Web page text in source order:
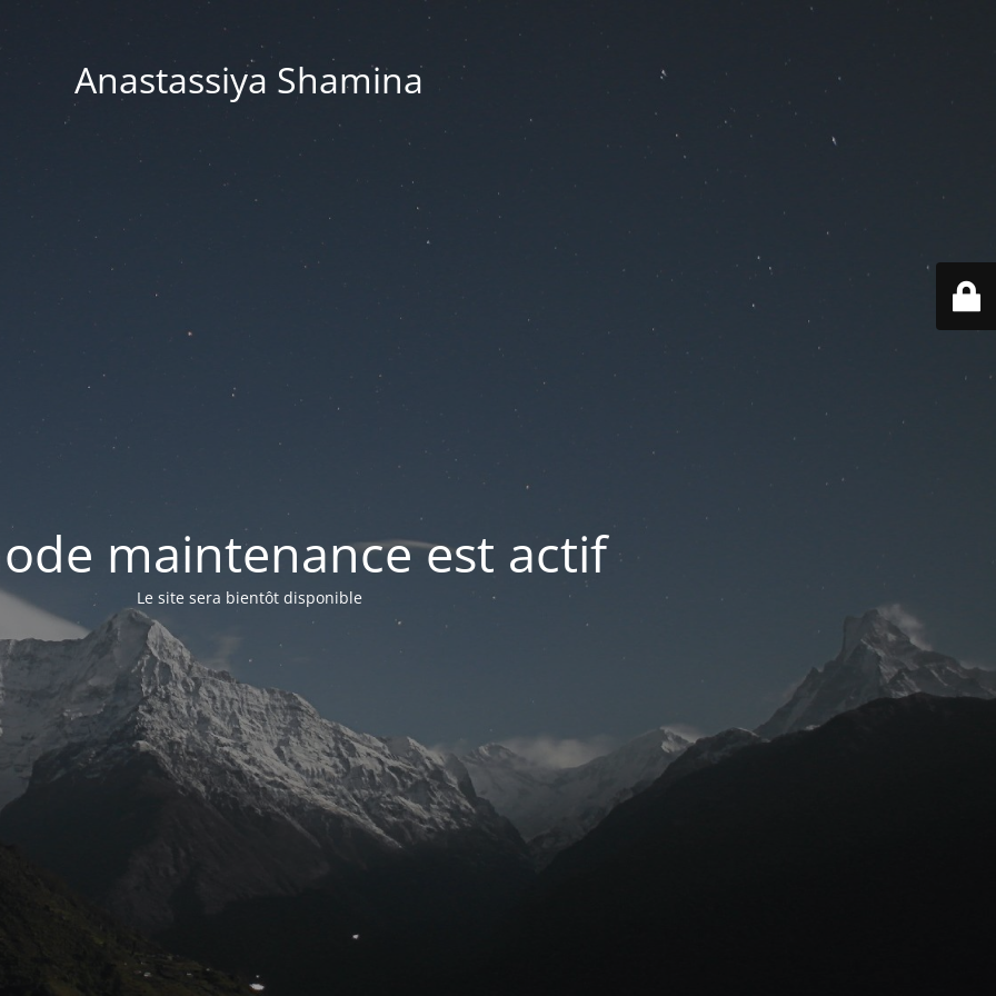
Anastassiya Shamina
maintenance est actif
Le site sera bientôt disponible